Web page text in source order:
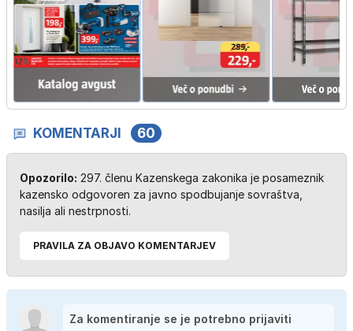
KOMENTARJI 60
Opozorilo: 297. členu Kazenskega zakonika je posameznik
kazensko odgovoren za javno spodbujanje sovraštva,
nasilja ali nestrpnosti.
PRAVILA ZA OBJAVO KOMENTARJEV